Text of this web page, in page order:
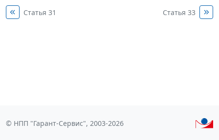
Статья 31 Статья 33
© НПП "Гарант-Сервис", 2003-2026